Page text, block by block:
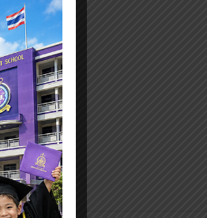
กุมภาพันธ์ 2020
มกราคม 2020
ธันวาคม 2019
พฤศจิกายน 2019
ตุลาคม 2019
สิงหาคม 2019
กรกฎาคม 2019
วดหมู่